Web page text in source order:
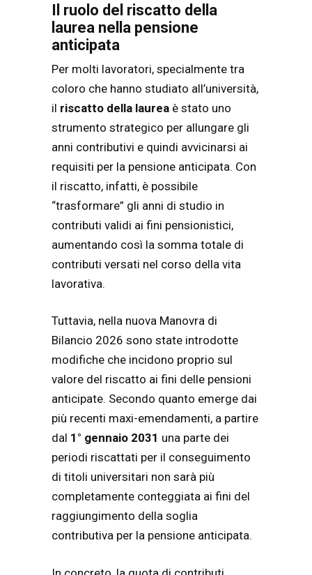
Il ruolo del riscatto della
laurea nella pensione
anticipata
Per molti lavoratori, specialmente tra
coloro che hanno studiato all’università,
il riscatto della laurea è stato uno
strumento strategico per allungare gli
anni contributivi e quindi avvicinarsi ai
requisiti per la pensione anticipata. Con
il riscatto, infatti, è possibile
“trasformare” gli anni di studio in
contributi validi ai fini pensionistici,
aumentando così la somma totale di
contributi versati nel corso della vita
lavorativa.
Tuttavia, nella nuova Manovra di
Bilancio 2026 sono state introdotte
modifiche che incidono proprio sul
valore del riscatto ai fini delle pensioni
anticipate. Secondo quanto emerge dai
più recenti maxi-emendamenti, a partire
dal 1° gennaio 2031 una parte dei
periodi riscattati per il conseguimento
di titoli universitari non sarà più
completamente conteggiata ai fini del
raggiungimento della soglia
contributiva per la pensione anticipata.